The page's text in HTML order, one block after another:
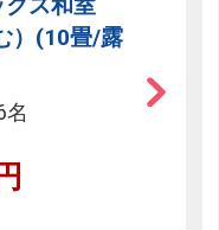
）(10畳/露
名